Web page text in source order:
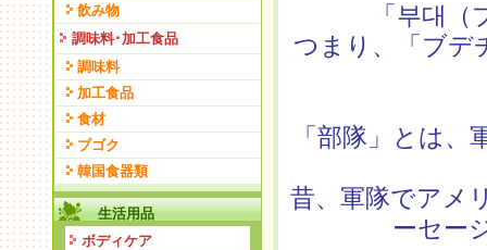
飲み物
調味料･加工食品
調味料
加工食品
食材
ブゴク
韓国食器類
生活用品
ボディケア
「부대
つまり、「ブデ
「部隊」とは
昔、軍隊でアメ
ーセー